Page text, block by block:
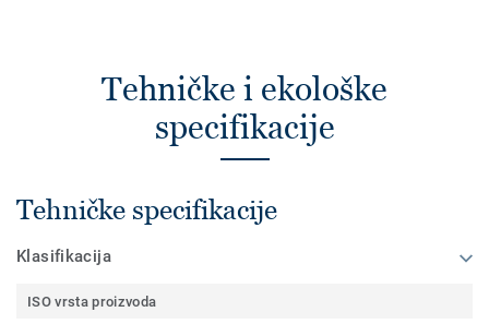
Tehničke i ekološke
specifikacije
Tehničke specifikacije
Klasifikacija
ISO vrsta proizvoda